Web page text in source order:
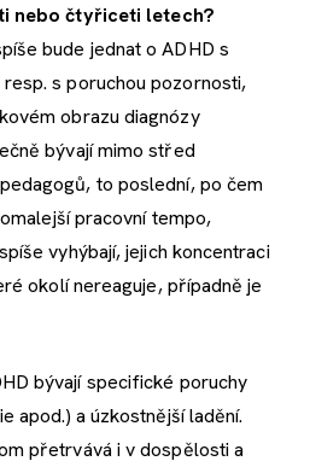
nebo čtyřiceti letech?
bude jednat o ADHD s
s poruchou pozornosti,
obrazu diagnózy
bývají mimo střed
to poslední, po čem
pracovní tempo,
vyhýbají, jejich koncentraci
okolí nereaguje, případně je
bývají specifické poruchy
apod.) a úzkostnější ladění.
přetrvává i v dospělosti a